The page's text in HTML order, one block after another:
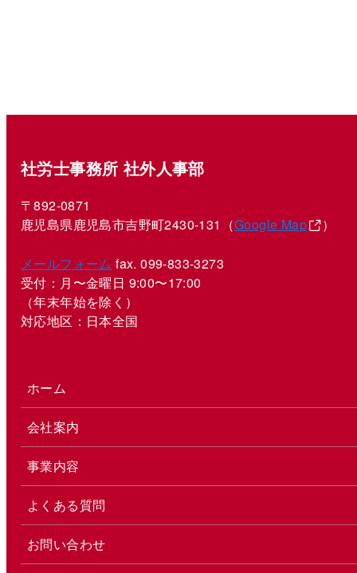
社労士事務所 社外人事部
〒892-0871
鹿児島県鹿児島市吉野町2430-131（Google Map ）
メールフォーム fax. 099-833-3273
受付：月〜金曜日 9:00〜17:00
（年末年始を除く）
対応地区：日本全国
ホーム
会社案内
事業内容
よくある質問
お問い合わせ